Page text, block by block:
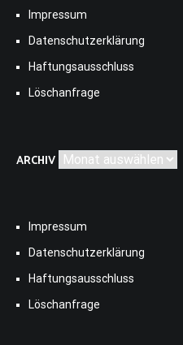
Impressum
Datenschutzerklärung
Haftungsausschluss
Löschanfrage
ARCHIV Archiv
Impressum
Datenschutzerklärung
Haftungsausschluss
Löschanfrage